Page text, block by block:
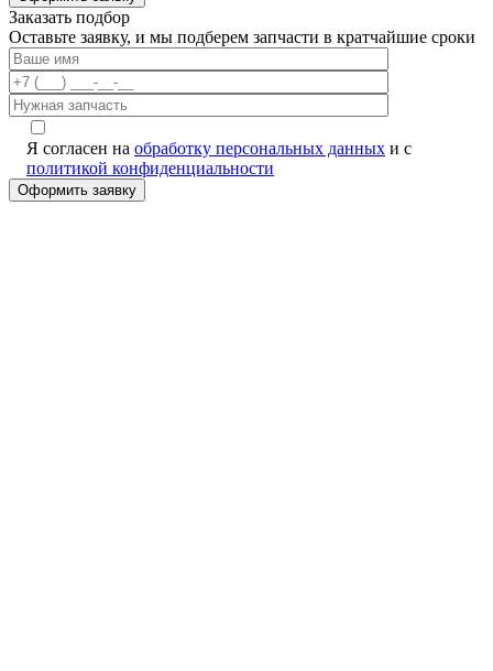
Заказать подбор
Оставьте заявку, и мы подберем запчасти в кратчайшие сроки
Я согласен на обработку персональных данных и с
политикой конфиденциальности